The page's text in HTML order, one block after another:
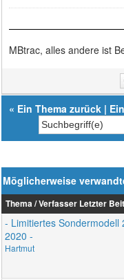
MBtrac, alles andere ist
« Ein Thema zurück |
Möglicherweise
Thema / Verfasser Letzter
- Limitiertes
2020 -
Hartmut